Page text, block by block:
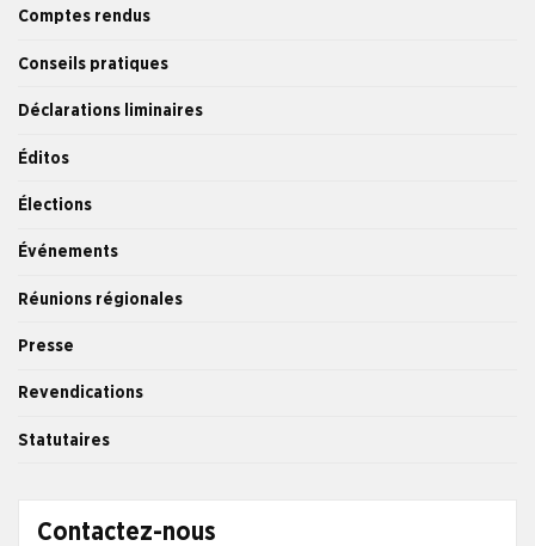
Comptes rendus
Conseils pratiques
Déclarations liminaires
Éditos
Élections
Événements
Réunions régionales
Presse
Revendications
Statutaires
Contactez-nous